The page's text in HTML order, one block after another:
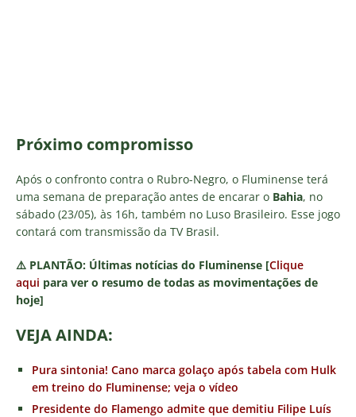
Próximo compromisso
Após o confronto contra o Rubro-Negro, o Fluminense terá
uma semana de preparação antes de encarar o Bahia, no
sábado (23/05), às 16h, também no Luso Brasileiro. Esse jogo
contará com transmissão da TV Brasil.
⚠️ PLANTÃO: Últimas notícias do Fluminense [Clique
aqui para ver o resumo de todas as movimentações de
hoje]
VEJA AINDA:
Pura sintonia! Cano marca golaço após tabela com Hulk
em treino do Fluminense; veja o vídeo
Presidente do Flamengo admite que demitiu Filipe Luís